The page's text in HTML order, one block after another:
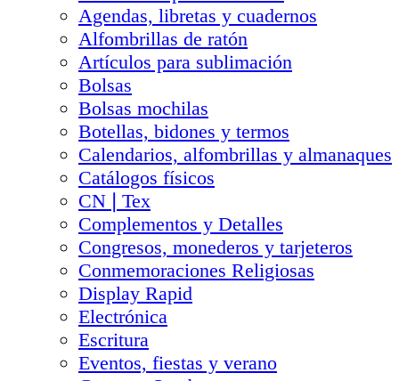
Agendas, libretas y cuadernos
Alfombrillas de ratón
Artículos para sublimación
Bolsas
Bolsas mochilas
Botellas, bidones y termos
Calendarios, alfombrillas y almanaques
Catálogos físicos
CN❘Tex
Complementos y Detalles
Congresos, monederos y tarjeteros
Conmemoraciones Religiosas
Display Rapid
Electrónica
Escritura
Eventos, fiestas y verano